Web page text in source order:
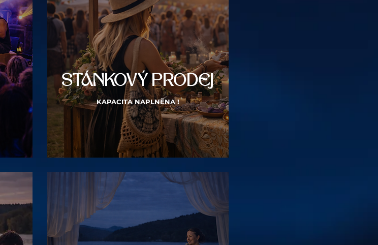
STÁNKOVÝ PRODEJ
KAPACITA NAPLNĚNA !